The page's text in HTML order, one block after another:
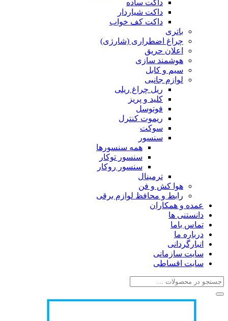
داکت ساده
داکت شیاردار
داکت کف خواب
باتری
چراغ اضطراری (شارژی)
اعلان حریق
هوشمند سازی
سیم و کابل
لوازم جانبی
ریل چراغ ریلی
کلید و پریز
فوتوسل
ریموت کنترل
سوکت
سنسور
همه سنسورها
سنسور توکار
سنسور روکار
ترمینال
هوا کش و فن
رابط و محافظ لوازم برقی
عمده و همکاران
دانستنی ها
تماس باما
درباره ما
انبارگردانی
سایت سازمانی
سایت اقساطی